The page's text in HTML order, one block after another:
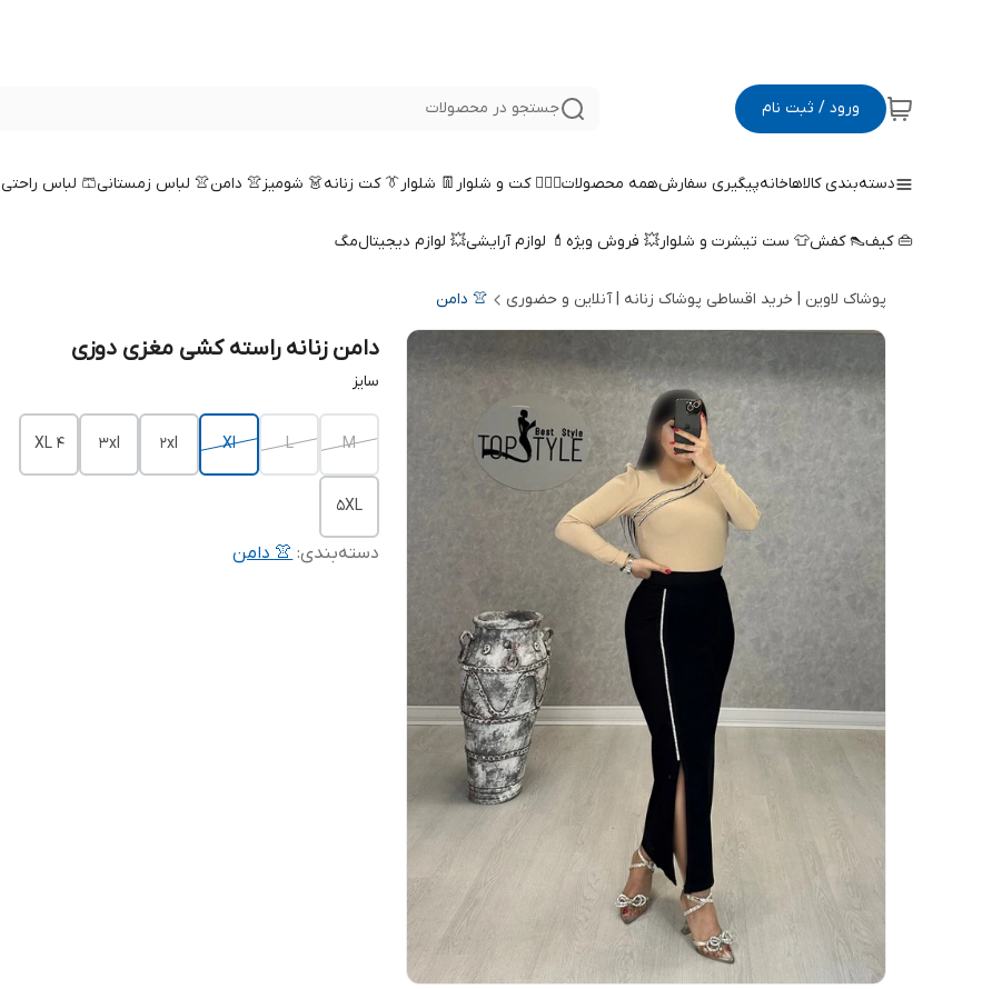
ورود / ثبت نام جستجو در محصولات
دسته‌بندی کالاهاخانهپیگیری سفارشهمه محصولات🤵🏻‍♀️ کت و شلوار 👖 شلوار👔 کت زنانه👗 شومیز👚 دامن👚 لباس زمستانی🩳 لباس راحتی
👜 کیف👠 کفش👕 ست تیشرت و شلوار💥 فروش ویژه 💄 لوازم آرایشی💥 لوازم دیجیتالمگ
پوشاک لاوین | خرید اقساطی پوشاک زنانه | آنلاین و حضوری 👚 دامن
دامن زنانه راسته کشی مغزی دوزی
سایز
M
L
Xl
2xl
3xl
4 XL
5XL
دسته‌بندی:👚 دامن